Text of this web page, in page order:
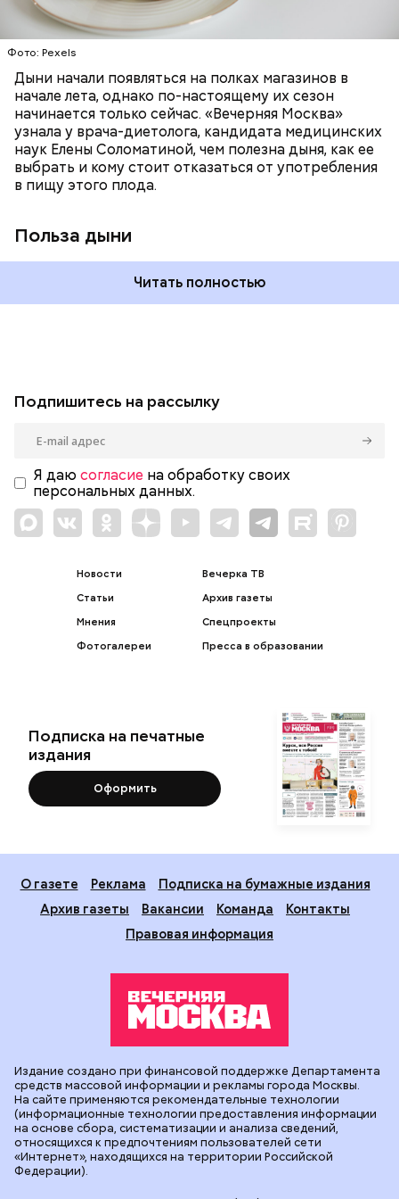
Фото: Pexels
Дыни начали появляться на полках магазинов в
начале лета, однако по-настоящему их сезон
начинается только сейчас. «Вечерняя Москва»
узнала у врача-диетолога, кандидата медицинских
наук Елены Соломатиной, чем полезна дыня, как ее
выбрать и кому стоит отказаться от употребления
в пищу этого плода.
Польза дыни
отлично поддерживают наше зрение;
калий — оказывает мочегонное действие,
поддерживает сердечно-сосудистую
систему и предотвращает скачки давления;
магний — помогает калию и не дает сосудам
спазмироваться.
Читать полностью
Подпишитесь на рассылку
Я даю согласие на обработку своих
персональных данных.
Новости
Статьи
Мнения
Фотогалереи
Вечерка ТВ
Архив газеты
Спецпроекты
Пресса в образовании
Подписка на печатные
издания
Оформить
О газете Реклама
Подписка на бумажные издания
Архив газеты
Вакансии Команда
Контакты
Правовая информация
Издание создано при финансовой поддержке Департамента
средств массовой информации и рекламы города Москвы.
На сайте применяются рекомендательные технологии
(информационные технологии предоставления информации
на основе сбора, систематизации и анализа сведений,
относящихся к предпочтениям пользователей сети
«Интернет», находящихся на территории Российской
Федерации).